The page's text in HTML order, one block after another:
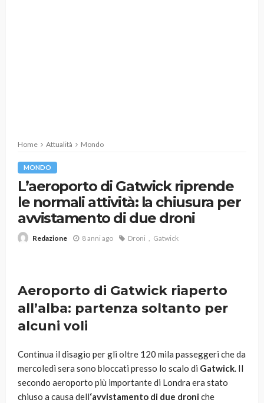
Home Attualità Mondo
MONDO
L’aeroporto di Gatwick riprende
le normali attività: la chiusura per
avvistamento di due droni
Redazione 8 anni ago Droni Gatwick
Aeroporto di Gatwick riaperto
all’alba: partenza soltanto per
alcuni voli
Continua il disagio per gli oltre 120 mila passeggeri che da
mercoledì sera sono bloccati presso lo scalo di Gatwick. Il
secondo aeroporto più importante di Londra era stato
chiuso a causa dell‘avvistamento di due droniche